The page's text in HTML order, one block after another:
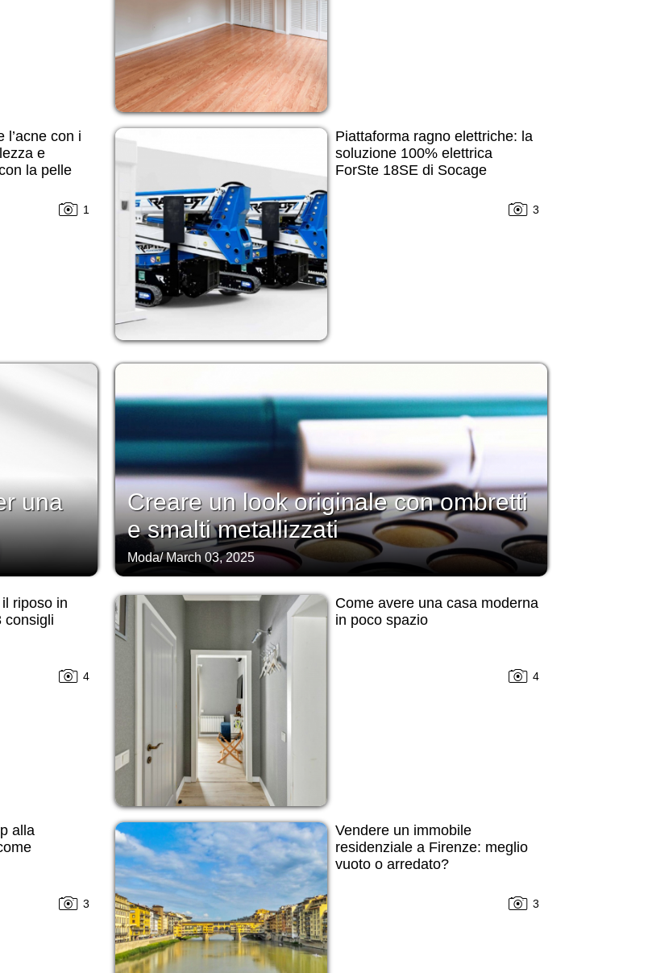
l’acne con i
e
la pelle
1
Piattaforma ragno elettriche: la
soluzione 100% elettrica
ForSte 18SE di Socage
3
una
Creare un look originale con ombretti
e smalti metallizzati
Moda/March 03, 2025
riposo in
consigli
4
Come avere una casa moderna
in poco spazio
4
alla
3
Vendere un immobile
residenziale a Firenze: meglio
vuoto o arredato?
3